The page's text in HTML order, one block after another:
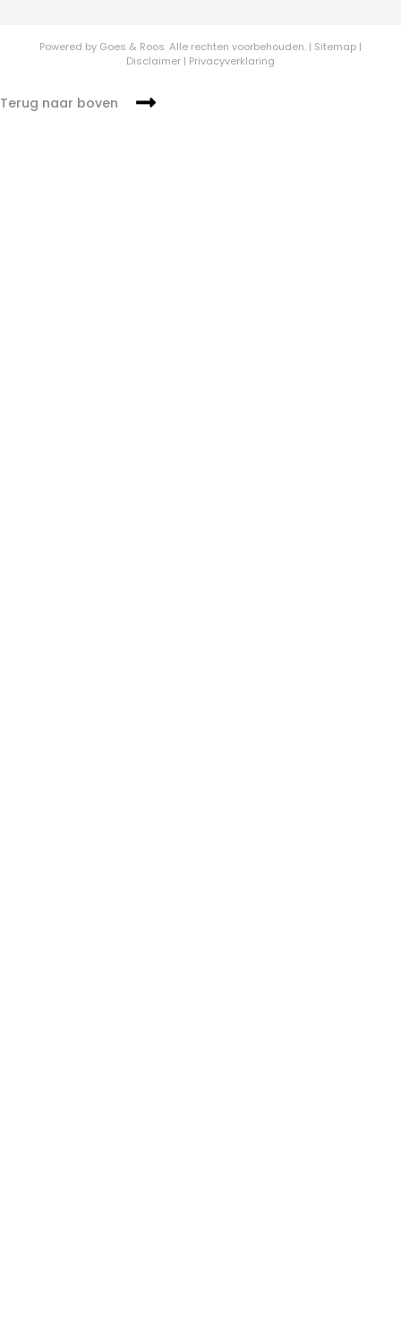
Powered by Goes & Roos.Alle rechten voorbehouden. | Sitemap |
Disclaimer | Privacyverklaring